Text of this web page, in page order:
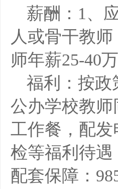
薪酬：1、
人或骨干教
师年薪25-40
福利：按政
公办学校教
工作餐，配
检等福利待
配套保障：